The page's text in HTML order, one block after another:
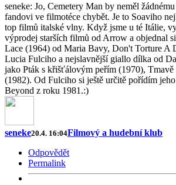
seneke: Jo, Cemetery Man by neměl
fandovi ve filmotéce chybět. Je to Soaviho
top filmů italské vlny. Když jsme u té Itálie,
výprodej starších filmů od Arrow a objednal
Lace (1964) od Maria Bavy, Don't Torture A
Lucia Fulciho a nejslavnější giallo dílka od
jako Pták s křišťálovým peřím (1970), Tmavě
(1982). Od Fulciho si ještě určitě pořídím
Beyond z roku 1981.:)
seneke20.4. 16:04Filmový a hudební klub
Odpovědět
Permalink